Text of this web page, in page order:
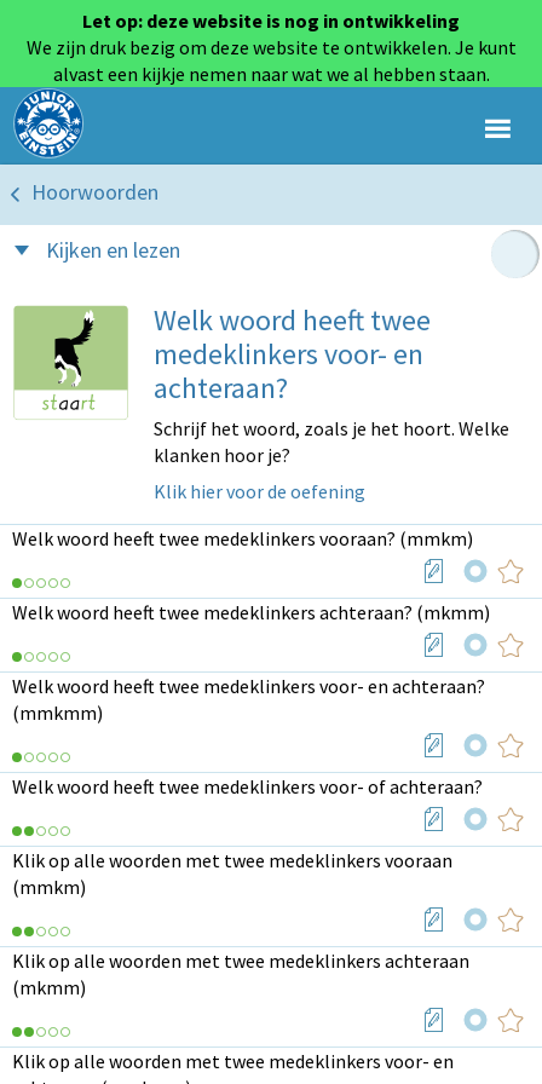
Let op: deze website is nog in ontwikkeling
We zijn druk bezig om deze website te ontwikkelen. Je kunt
alvast een kijkje nemen naar wat we al hebben staan.
Hoorwoorden
Kijken en lezen
Welk woord heeft twee
medeklinkers voor- en
achteraan?
Schrijf het woord, zoals je het hoort. Welke
klanken hoor je?
Klik hier voor de oefening
Welk woord heeft twee medeklinkers vooraan? (mmkm)
Welk woord heeft twee medeklinkers achteraan? (mkmm)
Welk woord heeft twee medeklinkers voor- en achteraan?
(mmkmm)
Welk woord heeft twee medeklinkers voor- of achteraan?
Klik op alle woorden met twee medeklinkers vooraan
(mmkm)
Klik op alle woorden met twee medeklinkers achteraan
(mkmm)
Klik op alle woorden met twee medeklinkers voor- en